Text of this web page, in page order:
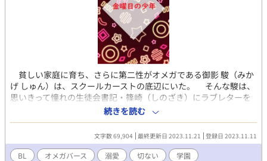
貧しい家庭に育ち、さらに第二性がオメガである御影 駿（みか
げ しゅん）は、スクールカーストの底辺にいた。 そんな駿は、
思いきって憧れの生徒会書記・篠崎（しのざき）にラブレターを
書く。 だが、ちょっとした行き違いで、その手紙は生徒会長・
天宮司 伊織（てんぐうじ いおり）の手に渡ってしまった。 駿に
興味を持った伊織は、彼を新しい玩具にしようと、従者『金曜日
の少年』に任命するが、そのことによってお互いは少しずつ変わ
ってゆく。
続きを読む
文字数 69,904 最終更新日 2023.11.21 登録日 2023.11.11
BL オメガバース 溺愛 切ない 学園